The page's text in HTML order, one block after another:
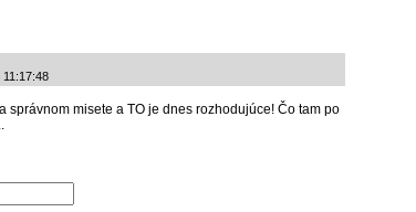
správnom misete a TO je dnes rozhodujúce! Čo tam po